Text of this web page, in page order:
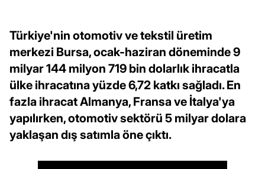
Türkiye'nin otomotiv ve tekstil üretim
merkezi Bursa, ocak-haziran döneminde 9
milyar 144 milyon 719 bin dolarlık ihracatla
ülke ihracatına yüzde 6,72 katkı sağladı. En
fazla ihracat Almanya, Fransa ve İtalya'ya
yapılırken, otomotiv sektörü 5 milyar dolara
yaklaşan dış satımla öne çıktı.